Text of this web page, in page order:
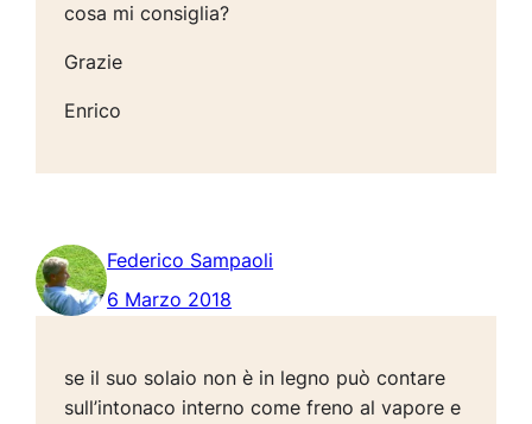
cosa mi consiglia?
Grazie
Enrico
Federico Sampaoli
6 Marzo 2018
se il suo solaio non è in legno può contare
sull’intonaco interno come freno al vapore e